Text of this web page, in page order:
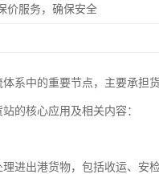
价服务，确保安全
系中的重要节点，主要承担
的核心应用及相关内容：
进出港货物，包括收运、安